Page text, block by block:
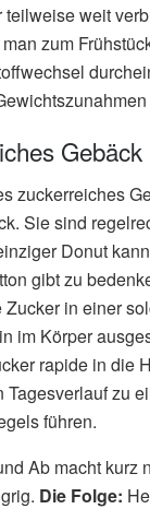
weit
zum
Gebäck
zuckerreiches
Sie sind
Donut
gibt zu
in einer
im Körper
rapide in die
Tagesverlauf zu
führen.
Ab macht kurz
Die Folge: